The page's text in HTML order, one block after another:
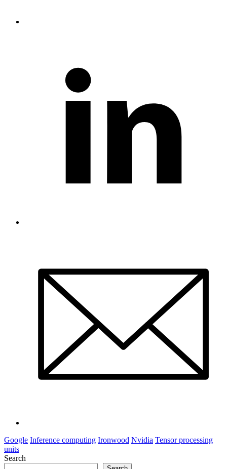
Google Inference computing Ironwood Nvidia Tensor processing
units
Search